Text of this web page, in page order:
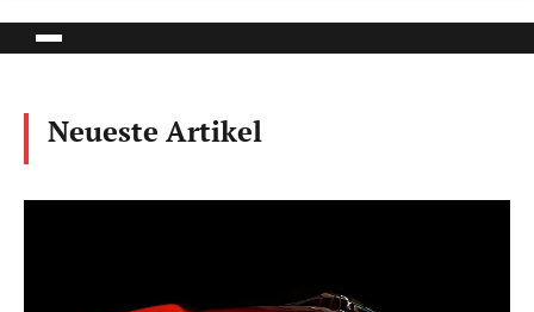
Neueste Artikel